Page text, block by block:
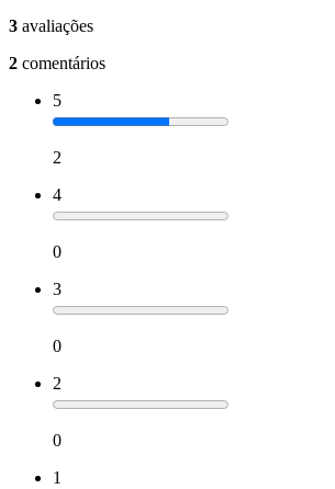
3 avaliações
2 comentários
5
2
4
0
3
0
2
0
1